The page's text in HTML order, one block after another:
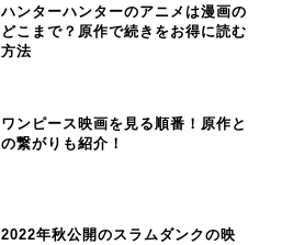
ハンターハンターのアニメは漫画の
どこまで？原作で続きをお得に読む
方法
ワンピース映画を見る順番！原作と
の繋がりも紹介！
2022年秋公開のスラムダンクの映